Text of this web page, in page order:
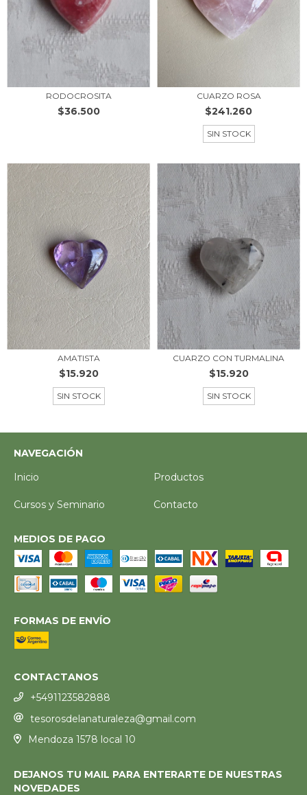
RODOCROSITA
$36.500
CUARZO ROSA
$241.260
SIN STOCK
AMATISTA
$15.920
SIN STOCK
CUARZO CON TURMALINA
$15.920
SIN STOCK
NAVEGACIÓN
Inicio
Productos
Cursos y Seminario Contacto
MEDIOS DE PAGO
FORMAS DE ENVÍO
CONTACTANOS
+5491123582888
tesorosdelanaturaleza@gmail.com
Mendoza 1578 local 10
DEJANOS TU MAIL PARA ENTERARTE DE NUESTRAS
NOVEDADES